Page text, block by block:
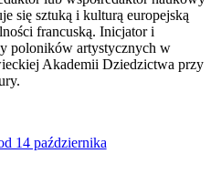
się sztuką i kulturą europejską
francuską. Inicjator i
poloników artystycznych w
Akademii Dziedzictwa przy
14 października